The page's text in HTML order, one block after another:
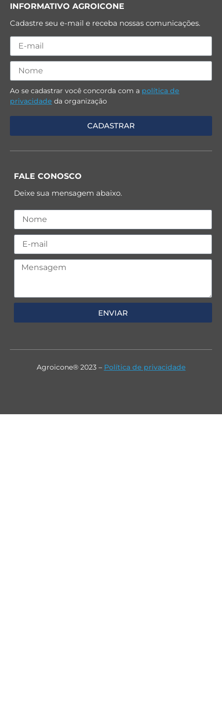
INFORMATIVO AGROICONE
Cadastre seu e-mail e receba nossas comunicações.
Ao se cadastrar você concorda com a política de
privacidade da organização
FALE CONOSCO
Deixe sua mensagem abaixo.
ENVIAR
Agroicone® 2023 – Política de privacidade